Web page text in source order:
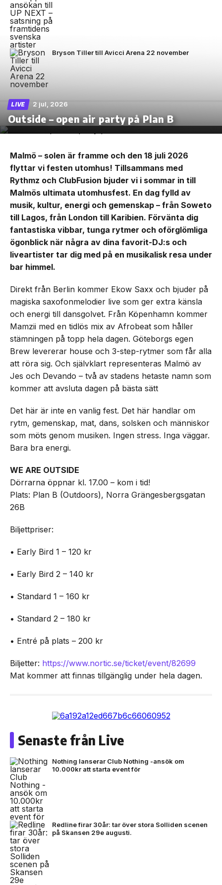
Bryson Tiller till Avicci Arena 22 november
LIVE 2 jul, 2026
Outside – open air party på Plan B
Malmö – solen är framme och den 18 juli 2026
flyttar vi festen utomhus! Tillsammans med
Rythmz och ClubFusion bjuder vi i sommar in till
Malmös ultimata utomhusfest. En dag fylld av
musik, kultur, energi och gemenskap – från Soweto
till Lagos, från London till Karibien. Förvänta dig
fantastiska vibbar, tunga rytmer och oförglömliga
ögonblick när några av dina favorit-DJ:s och
liveartister tar dig med på en musikalisk resa under
bar himmel.
Direkt från Berlin kommer Ekow Saxx och bjuder på
magiska saxofonmelodier live som ger extra känsla
och energi till dansgolvet. Från Köpenhamn kommer
Mamzii med en tidlös mix av Afrobeat som håller
stämningen på topp hela dagen. Göteborgs egen
Brew levererar house och 3-step-rytmer som får alla
att röra sig. Och självklart representeras Malmö av
Jes och Devando – två av stadens hetaste namn som
kommer att avsluta dagen på bästa sätt
Det här är inte en vanlig fest. Det här handlar om
rytm, gemenskap, mat, dans, solsken och människor
som möts genom musiken. Ingen stress. Inga väggar.
Bara bra energi.
WE ARE OUTSIDE
Dörrarna öppnar kl. 17.00 – kom i tid!
Plats: Plan B (Outdoors), Norra Grängesbergsgatan
26B
Biljettpriser:
• Early Bird 1 – 120 kr
• Early Bird 2 – 140 kr
• Standard 1 – 160 kr
• Standard 2 – 180 kr
• Entré på plats – 200 kr
Biljetter: https://www.nortic.se/ticket/event/82699
Mat kommer att finnas tillgänglig under hela dagen.
Senaste från Live
Nothing lanserar Club Nothing -ansök om
10.000kr att starta event för
Redline firar 30år: tar över stora Solliden scenen
på Skansen 29e augusti.